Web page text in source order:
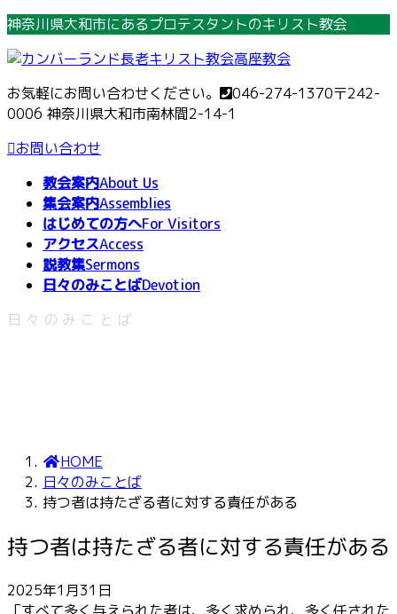
コ
テ
ン
ツ
へ
ス
ナ
ゲ
ー
シ
ョ
ン
神奈川県大和市にあるプロテスタントのキリスト教会
お気軽にお問い合わせください。 046-274-1370〒242-
0006 神奈川県大和市南林間2-14-1
お問い合わせ
教会案内About Us
集会案内Assemblies
はじめての方へFor Visitors
アクセスAccess
説教集Sermons
日々のみことばDevotion
日々のみことば
HOME
日々のみことば
持つ者は持たざる者に対する責任がある
持つ者は持たざる者に対する責任がある
2025年1月31日